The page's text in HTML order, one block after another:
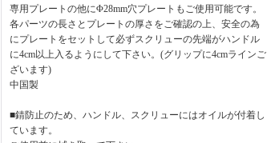
専用プレートの他にΦ28mm穴プレートもご使用可能です。
各パーツの長さとプレートの厚さをご確認の上、安全の為
にプレートをセットして必ずスクリューの先端がハンドル
に4cm以上入るようにして下さい。(グリップに4cmラインご
ざいます)
中国製
■錆防止のため、ハンドル、スクリューにはオイルが付着し
ています。